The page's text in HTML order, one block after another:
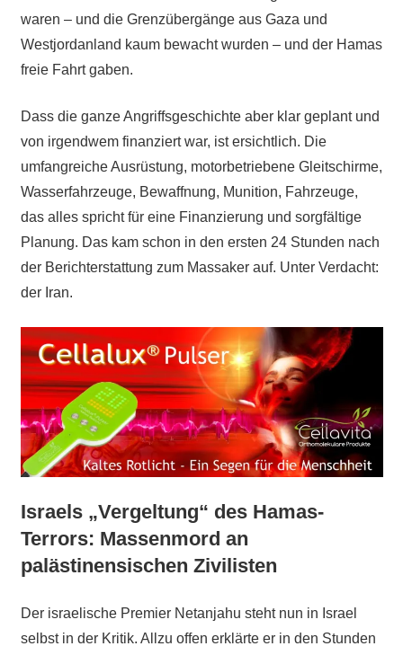
waren – und die Grenzübergänge aus Gaza und
Westjordanland kaum bewacht wurden – und der Hamas
freie Fahrt gaben.
Dass die ganze Angriffsgeschichte aber klar geplant und
von irgendwem finanziert war, ist ersichtlich. Die
umfangreiche Ausrüstung, motorbetriebene Gleitschirme,
Wasserfahrzeuge, Bewaffnung, Munition, Fahrzeuge,
das alles spricht für eine Finanzierung und sorgfältige
Planung. Das kam schon in den ersten 24 Stunden nach
der Berichterstattung zum Massaker auf. Unter Verdacht:
der Iran.
Israels „Vergeltung“ des Hamas-
Terrors: Massenmord an
palästinensischen Zivilisten
Der israelische Premier Netanjahu steht nun in Israel
selbst in der Kritik. Allzu offen erklärte er in den Stunden